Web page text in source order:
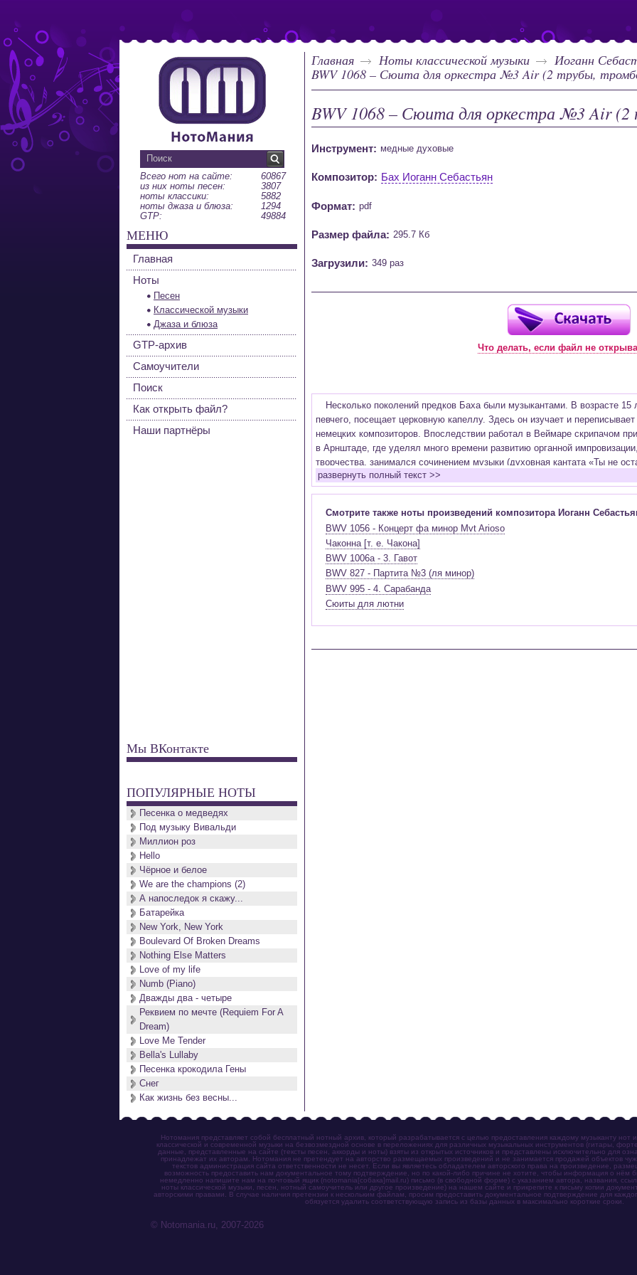
Главная Ноты классической музыки
Иоганн
BWV 1068 – Сюита для оркестра №3 Air (2 трубы,
BWV 1068 – Сюита для оркестра №3 Air
Инструмент: медные духовые
Композитор: Бах Иоганн Себастьян
Формат: pdf
Размер файла: 295.7 Кб
Загрузили: 349 раз
Что делать, если файл не
Несколько поколений предков Баха были музыкантами. В возрасте 15
певчего, посещает церковную капеллу. Здесь он изучает и
немецких композиторов. Впоследствии работал в Веймаре скрипачом
в Арнштаде, где уделял много времени развитию органной
творчества, занимался сочинением музыки (духовная кантата «Ты не
«Каприччио на отъезд возлюбленного брата» и другие сочинения),
Бранденбургских концертов, Английские сюиты, Французские сюиты и
Бах был дважды женат, семья его была многочисленной. В первом
- семнадцать. Композитор решает жить и работать в Лейпциге. Этот
более 150 кантат, создаваемых еженедельно, вторая редакция
Высокая месса си минор, 2 том «Хорошо темперированного клавира»,
не только самого Баха, но и его подросших детей - Филипп Эммануил,
старшей дочери. Вторая супруга композитора Анна Магдалена хорошо
произведения, так как в старости после операции на глаза слепота не
развернуть полный текст >>
Смотрите также ноты произведений композитора Иоганн
BWV 1056 - Концерт фа минор Mvt Arioso
Чаконна [т. е. Чакона]
BWV 1006a - 3. Гавот
BWV 827 - Партита №3 (ля минор)
BWV 995 - 4. Сарабанда
Сюиты для лютни
Всего нот на сайте:
60867
из них ноты песен:
3807
ноты классики:
5882
ноты джаза и блюза:
1294
GTP:
49884
МЕНЮ
Главная
Ноты
Песен
Классической музыки
Джаза и блюза
GTP-архив
Самоучители
Поиск
Как открыть файл?
Наши партнёры
Мы ВКонтакте
ПОПУЛЯРНЫЕ НОТЫ
Песенка о медведях
Под музыку Вивальди
Миллион роз
Hello
Чёрное и белое
We are the champions (2)
А напоследок я скажу...
Батарейка
New York, New York
Boulevard Of Broken Dreams
Nothing Else Matters
Love of my life
Numb (Piano)
Дважды два - четыре
Реквием по мечте (Requiem For A
Dream)
Love Me Tender
Bella's Lullaby
Песенка крокодила Гены
Снег
Как жизнь без весны...
Нотомания представляет собой бесплатный нотный архив, который разрабатывается с целью предоставления каждому музыканту нот
классической и современной музыки на безвозмездной основе в переложениях для различных музыкальных инструментов (гитары,
данные, представленные на сайте (тексты песен, аккорды и ноты) взяты из открытых источников и представлены исключительно для
принадлежат их авторам. Нотомания не претендует на авторство размещаемых произведений и не занимается продажей объектов
текстов администрация сайта ответственности не несет. Если вы являетесь обладателем авторского права на произведение,
возможность предоставить нам документальное тому подтверждение, но по какой-либо причине не хотите, чтобы информация о нём
немедленно напишите нам на почтовый ящик (notomania[собака]mail.ru) письмо (в свободной форме) с указанием автора, названия,
ноты классической музыки, песен, нотный самоучитель или другое произведение) на нашем сайте и прикрепите к письму копии
авторскими правами. В случае наличия претензии к нескольким файлам, просим предоставить документальное подтверждение для
обязуется удалить соответствующую запись из базы данных в максимально короткие сроки.
© Notomania.ru, 2007-2026